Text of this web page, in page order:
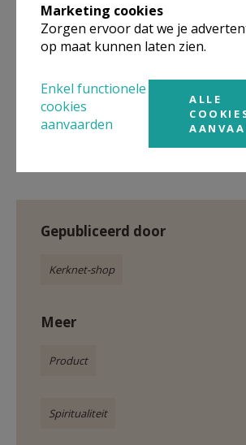
Willem Jan Otten(1951) is dichter en
hangt o.a. in het Noordbrabants
Bosch, Stedelijk Museum Amsterdam
Museum Krona in Uden.
Gepubliceerd door
Kerknet-shop
Meer
Product
Spiritualiteit
Marketing cookies
Zorgen ervoor dat we je
op maat kunnen laten zien.
Enkel functionele
cookies
aanvaarden
ALLE